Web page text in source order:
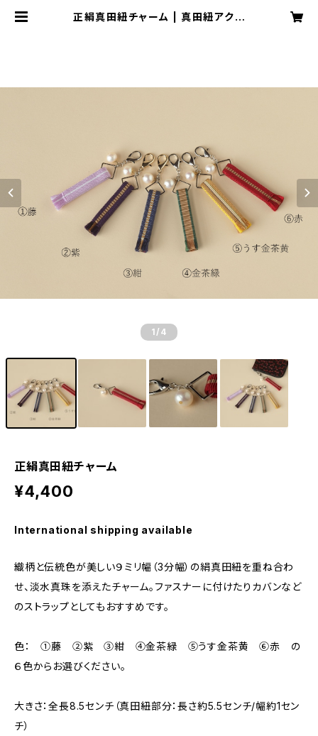
正絹真田紐チャーム | 真田紐アクセ
1 /4
正絹真田紐チャーム
¥4,400
International shipping available
織柄と伝統色が美しい９ミリ幅（3分幅）の絹真田紐を重ね合わ
せ、淡水真珠を添えたチャーム。ファスナーに付けたりカバンなど
のストラップとしてもおすすめです。
色： ①藤 ②紫 ③紺 ④金茶緑 ⑤うす金茶黄 ⑥赤 の
６色からお選びください。
大きさ：全長8.5センチ（真田紐部分：長さ約5.5センチ/幅約1セン
チ）